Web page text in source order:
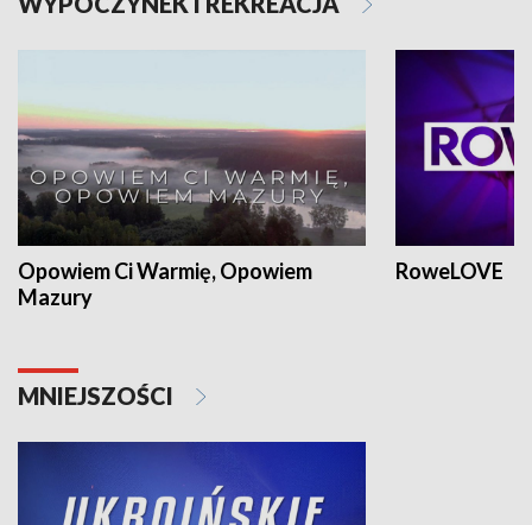
Opowiem Ci Warmię, Opowiem
Mazury
RoweLOVE
MNIEJSZOŚCI